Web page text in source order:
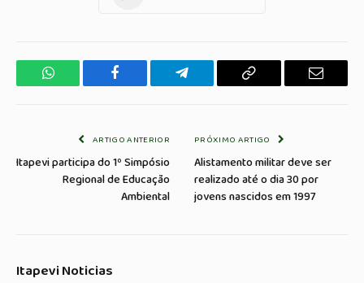
WhatsApp Facebook Telegrama Copiar
E-
ARTIGO ANTERIOR
Itapevi participa do 1º Simpósio
Regional de Educação
Ambiental
PRÓXIMO ARTIGO
Alistamento militar deve ser
realizado até o dia 30 por
jovens nascidos em 1997
Itapevi Noticias